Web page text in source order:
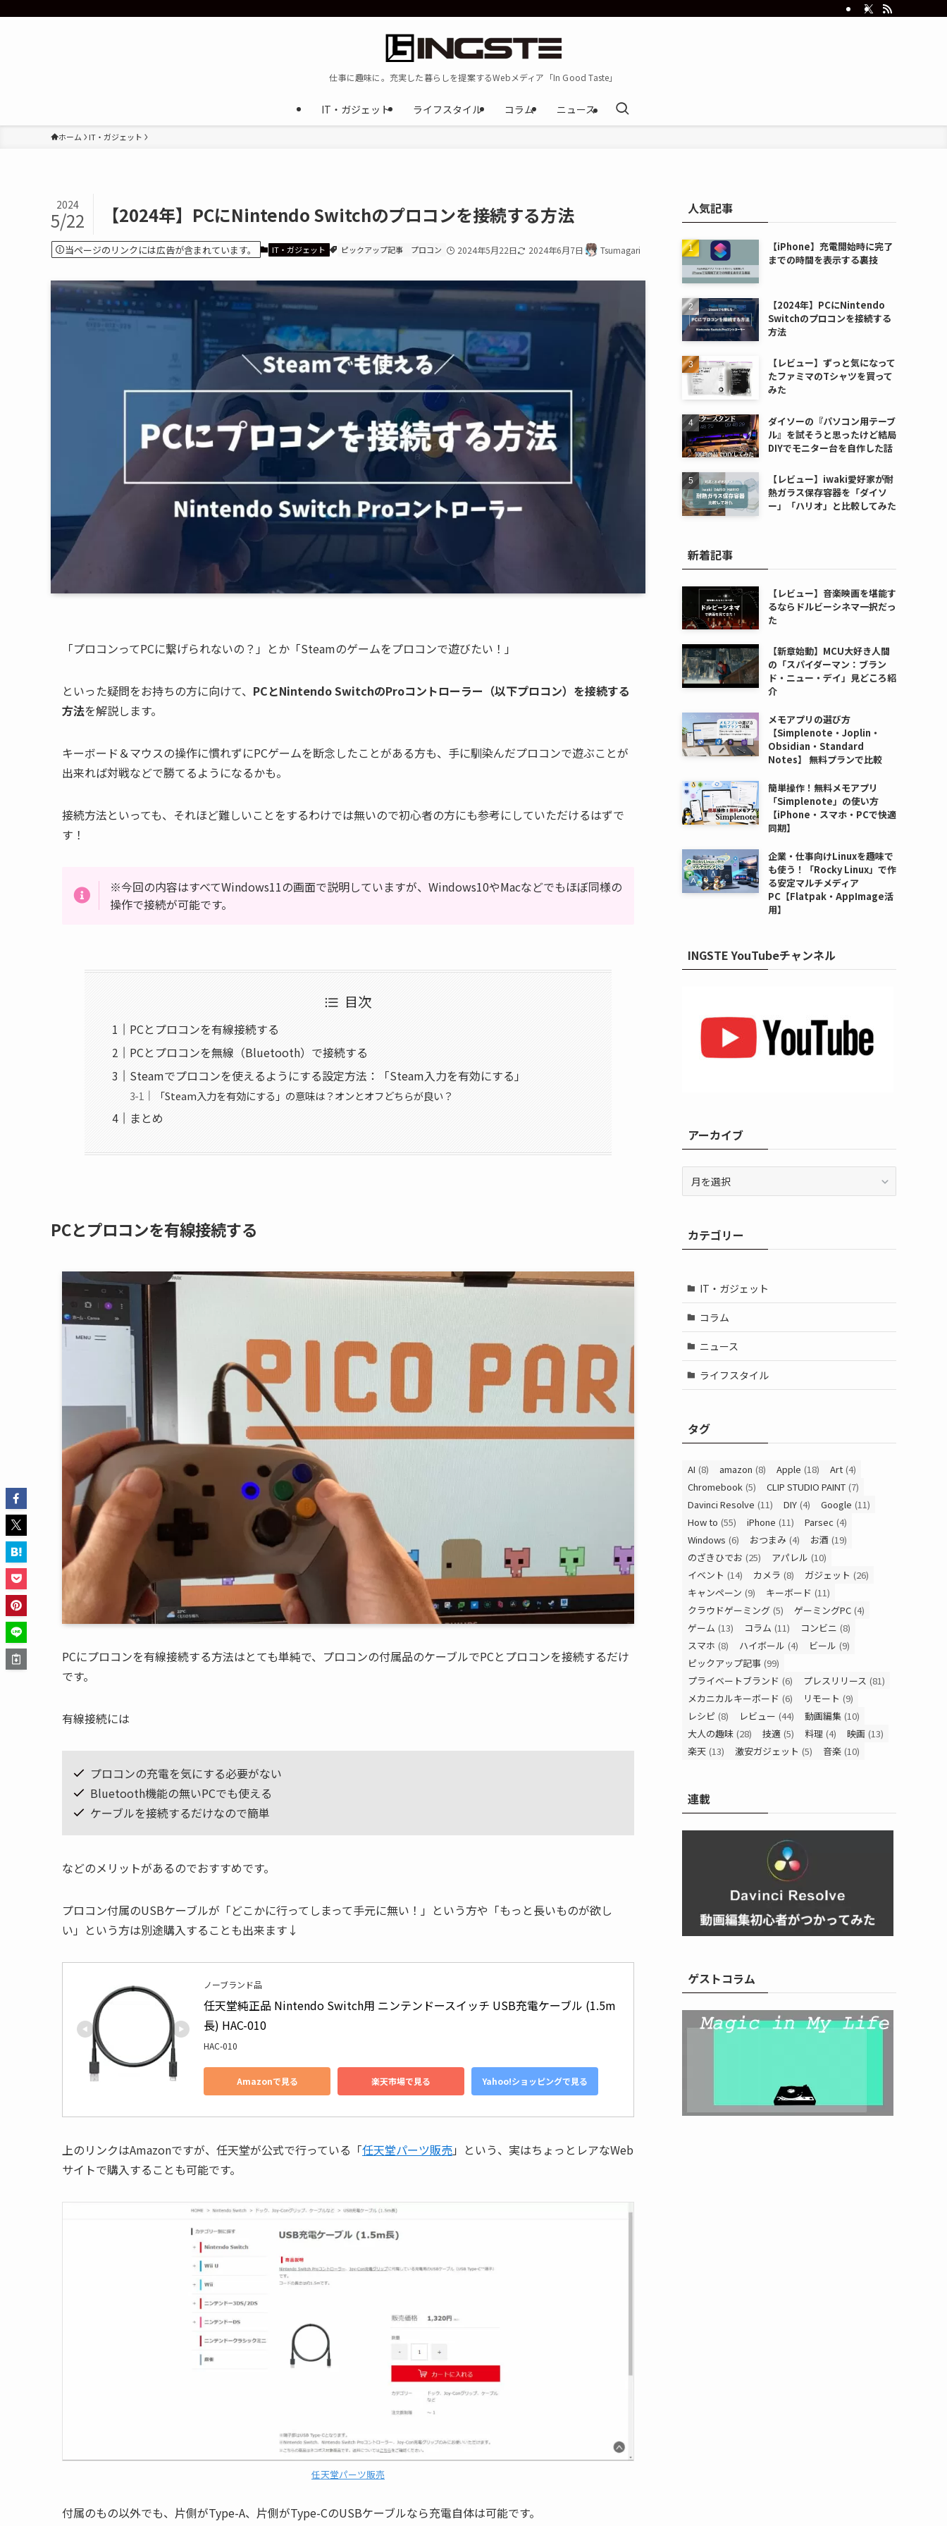
仕事に趣味に。充実した暮らしを提案するWebメディア「In Good Taste」
IT・ガジェット ライフスタイル コラム ニュース
ホーム IT・ガジェット
【2024年】PCにNintendo Switchのプロコンを接続する方法
2024
5/22
当ページのリンクには広告が含まれています。 IT・ガジェット ピックアップ記事 プロコン 2024年5月22日 2024年6月7日 Tsumagari
「プロコンってPCに繋げられないの？」とか「Steamのゲームをプロコンで遊びたい！」
といった疑問をお持ちの方に向けて、 PCとNintendo SwitchのProコントローラー（以下プロコン）を接続する
方法を解説します。
キーボード＆マウスの操作に慣れずにPCゲームを断念したことがある方も、手に馴染んだプロコンで遊ぶことが
出来れば対戦などで勝てるようになるかも。
接続方法といっても、それほど難しいことをするわけでは無いので初心者の方にも参考にしていただけるはずで
す！
※今回の内容はすべてWindows11の画面で説明していますが、Windows10やMacなどでもほぼ同様の
操作で接続が可能です。
目次
PCとプロコンを有線接続する
PCとプロコンを無線（Bluetooth）で接続する
Steamでプロコンを使えるようにする設定方法：「Steam入力を有効にする」
「Steam入力を有効にする」の意味は？オンとオフどちらが良い？
まとめ
PCとプロコンを有線接続する
PCにプロコンを有線接続する方法はとても単純で、プロコンの付属品のケーブルでPCとプロコンを接続するだけ
です。
有線接続には
プロコンの充電を気にする必要がない
Bluetooth機能の無いPCでも使える
ケーブルを接続するだけなので簡単
などのメリットがあるのでおすすめです。
プロコン付属のUSBケーブルが「どこかに行ってしまって手元に無い！」という方や「もっと長いものが欲し
い」という方は別途購入することも出来ます↓
ノーブランド品
任天堂純正品 Nintendo Switch用 ニンテンドースイッチ USB充電ケーブル (1.5m
長) HAC-010
HAC-010
Amazonで見る 楽天市場で見る Yahoo!ショッピングで見る
上のリンクはAmazonですが、任天堂が公式で行っている「任天堂パーツ販売」という、実はちょっとレアなWeb
サイトで購入することも可能です。
任天堂パーツ販売
付属のもの以外でも、片側がType-A、片側がType-CのUSBケーブルなら充電自体は可能です。
人気記事
【iPhone】充電開始時に完了
までの時間を表示する裏技
【2024年】PCにNintendo
Switchのプロコンを接続する
方法
【レビュー】ずっと気になって
たファミマのTシャツを買って
みた
ダイソーの『パソコン用テーブ
ル』を試そうと思ったけど結局
DIYでモニター台を自作した話
【レビュー】iwaki愛好家が耐
熱ガラス保存容器を「ダイソ
ー」「ハリオ」と比較してみた
新着記事
【レビュー】音楽映画を堪能す
るならドルビーシネマ一択だっ
た
【新章始動】MCU大好き人間
の「スパイダーマン：ブラン
ド・ニュー・デイ」見どころ紹
介
メモアプリの選び方
【Simplenote・Joplin・
Obsidian・Standard
Notes】 無料プランで比較
簡単操作！無料メモアプリ
「Simplenote」の使い方
【iPhone・スマホ・PCで快適
同期】
企業・仕事向けLinuxを趣味で
も使う！「Rocky Linux」で作
る安定マルチメディア
PC【Flatpak・AppImage活
用】
INGSTE YouTubeチャンネル
アーカイブ
ブカテゴリー
IT・ガジェット
コラム
ニュース
ライフスタイル
タグ
AI (8) amazon (8) Apple (18) Art (4)
Chromebook (5) CLIP STUDIO PAINT (7)
Davinci Resolve (11) DIY (4) Google (11)
How to (55) iPhone (11) Parsec (4)
Windows (6) おつまみ (4) お酒 (19)
のざきひでお (25) アパレル (10)
イベント (14) カメラ (8) ガジェット (26)
キャンペーン (9) キーボード (11)
クラウドゲーミング (5) ゲーミングPC (4)
ゲーム (13) コラム (11) コンビニ (8)
スマホ (8) ハイボール (4) ビール (9)
ピックアップ記事 (99)
プライベートブランド (6) プレスリリース (81)
メカニカルキーボード (6) リモート (9)
レシピ (8) レビュー (44) 動画編集 (10)
大人の趣味 (28) 技適 (5) 料理 (4) 映画 (13)
楽天 (13) 激安ガジェット (5) 音楽 (10)
連載
ゲストコラム